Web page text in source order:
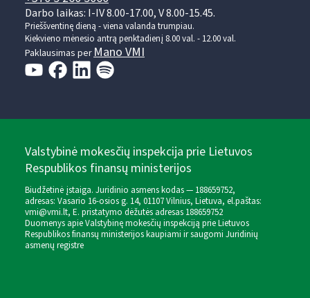
Darbo laikas: I-IV 8.00-17.00, V 8.00-15.45.
Prieššventinę dieną - viena valanda trumpiau.
Kiekvieno mėnesio antrą penktadienį 8.00 val. - 12.00 val.
Paklausimas perMano VMI
Valstybinė mokesčių inspekcija prie Lietuvos
Respublikos finansų ministerijos
Biudžetinė įstaiga. Juridinio asmens kodas — 188659752,
adresas: Vasario 16-osios g. 14, 01107 Vilnius, Lietuva, el.paštas:
vmi@vmi.lt, E. pristatymo dėžutės adresas 188659752
Duomenys apie Valstybinę mokesčių inspekciją prie Lietuvos
Respublikos finansų ministerijos kaupiami ir saugomi Juridinių
asmenų registre